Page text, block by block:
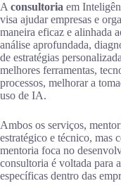
A consultoria em
visa ajudar empresas e
maneira eficaz e alinhada
análise aprofundada,
de estratégias
melhores ferramentas,
processos, melhorar a
uso de IA.
Ambos os serviços,
estratégico e técnico, mas
mentoria foca no
consultoria é voltada para
específicas dentro das